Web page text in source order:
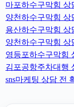
마포하수구막힘 상
양천하수구막힘 상
용산하수구막힘 상
양천하수구막힘 상
영등포하수구막힘
김포공항주차대행
sns마케팅 상담 전